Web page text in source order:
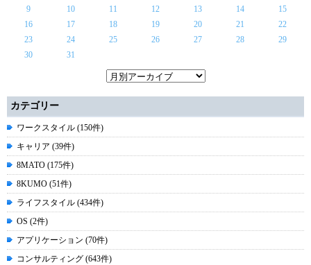
9
10 11 12 13 14
15
16
17 18 19 20 21
22
23
24 25 26 27 28
29
30
31
カテゴリー
ワークスタイル (150件)
キャリア (39件)
8MATO (175件)
8KUMO (51件)
ライフスタイル (434件)
OS (2件)
アプリケーション (70件)
コンサルティング (643件)